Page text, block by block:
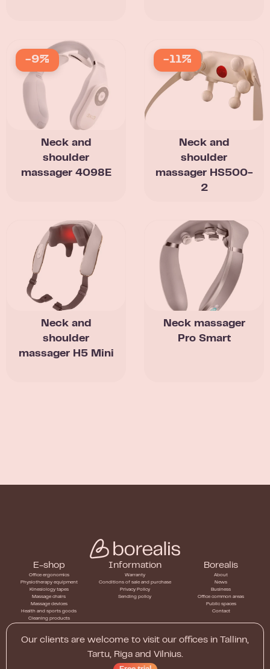
-9%
Neck and
shoulder
massager 4098E
-11%
Neck and
shoulder
massager HS500-
2
Neck and
shoulder
massager H5 Mini
Neck massager
Pro Smart
E-shop
Office ergonomics
Physiotherapy equipment
Kinesiology tapes
Massage chairs
Massage devices
Health and sports goods
Cleaning products
Information
Warranty
Conditions of sale and purchase
Privacy Policy
Sending policy
Borealis
About
News
Business
Office common areas
Public spaces
Contact
Our clients are welcome to visit our offices in Tallinn,
Tartu, Riga and Vilnius.